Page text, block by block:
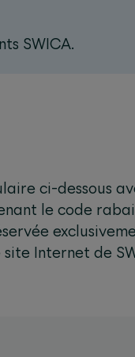
SWICA.
ci-dessous
le code
Internet de